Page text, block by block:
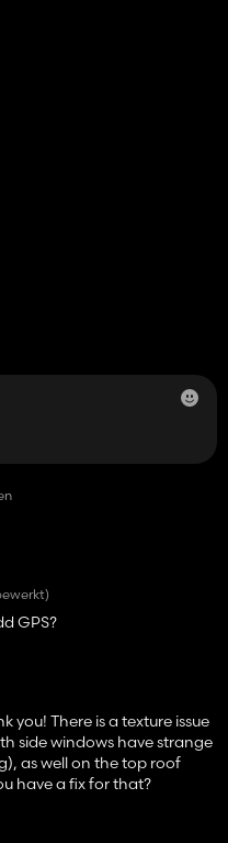
GPS?
you! There is a texture issue
side windows have strange
as well on the top roof
have a fix for that?